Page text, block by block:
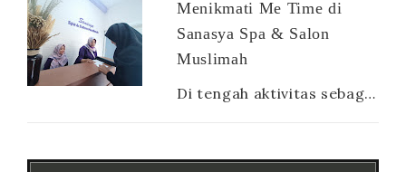
Menikmati Me Time di
Sanasya Spa & Salon
Muslimah
Di tengah aktivitas sebagai ibu rumah tangga atau pun ibu pekerja, sesungguhnya para mamak tetap membutuhkan yang namanya me time . Sela...